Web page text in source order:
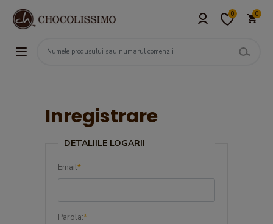
0 0
Inregistrare
DETALIILE LOGARII
Email*
Parola:*